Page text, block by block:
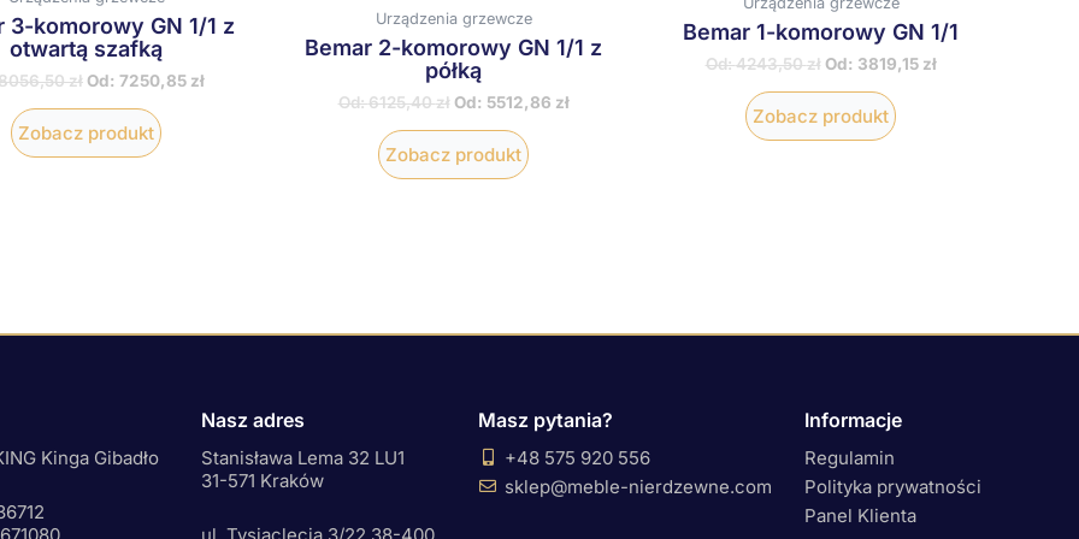
3-komorowy GN 1/1 z
otwartą szafką
zł Od: 7250,85 zł
Zobacz produkt
Urządzenia grzewcze
Bemar 2-komorowy GN 1/1 z
półką
Od:6125,40zł Od: 5512,86 zł
Zobacz produkt
Bemar 1-komorowy GN 1/1
Od:4243,50zł Od: 3819,15 zł
Zobacz produkt
Kinga Gibadło
Nasz adres
Stanisława Lema 32 LU1
31-571 Kraków
Masz pytania?
+48 575 920 556
sklep@meble-nierdzewne.com
Informacje
Regulamin
Polityka prywatności
Panel Klienta